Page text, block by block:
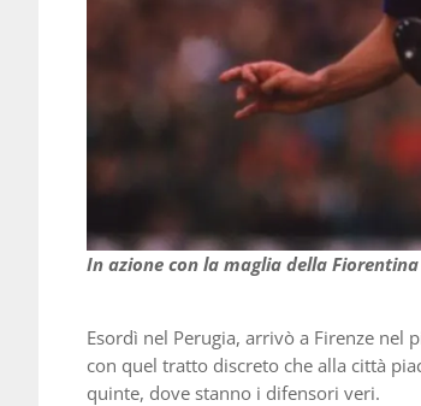
In azione con la maglia della Fiorentina
Esordì nel Perugia, arrivò a Firenze nel
con quel tratto discreto che alla città
quinte, dove stanno i difensori veri.